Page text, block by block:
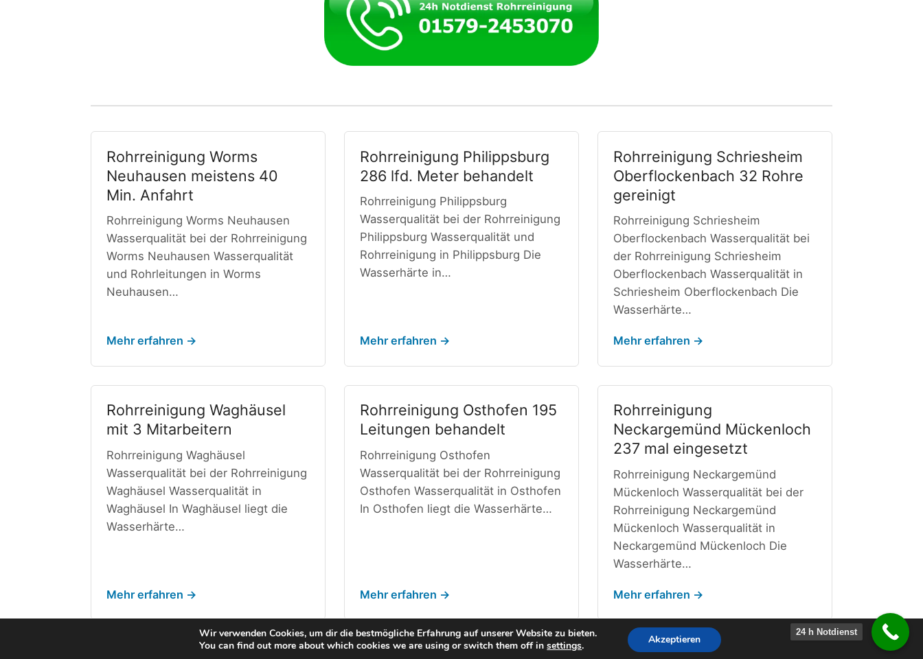
Rohrreinigung Worms
Neuhausen meistens 40
Min. Anfahrt
Rohrreinigung Worms Neuhausen
Wasserqualität bei der Rohrreinigung
Worms Neuhausen Wasserqualität
und Rohrleitungen in Worms
Neuhausen…
Mehr erfahren →
Rohrreinigung Philippsburg
286 lfd. Meter behandelt
Rohrreinigung Philippsburg
Wasserqualität bei der Rohrreinigung
Philippsburg Wasserqualität und
Rohrreinigung in Philippsburg Die
Wasserhärte in…
Mehr erfahren →
Rohrreinigung Schriesheim
Oberflockenbach 32 Rohre
gereinigt
Rohrreinigung Schriesheim
Oberflockenbach Wasserqualität bei
der Rohrreinigung Schriesheim
Oberflockenbach Wasserqualität in
Schriesheim Oberflockenbach Die
Wasserhärte…
Mehr erfahren →
Rohrreinigung Waghäusel
mit 3 Mitarbeitern
Rohrreinigung Waghäusel
Wasserqualität bei der Rohrreinigung
Waghäusel Wasserqualität in
Waghäusel In Waghäusel liegt die
Wasserhärte…
Mehr erfahren →
Rohrreinigung Osthofen 195
Leitungen behandelt
Rohrreinigung Osthofen
Wasserqualität bei der Rohrreinigung
Osthofen Wasserqualität in Osthofen
In Osthofen liegt die Wasserhärte…
Mehr erfahren →
Rohrreinigung
Neckargemünd Mückenloch
237 mal eingesetzt
Rohrreinigung Neckargemünd
Mückenloch Wasserqualität bei der
Rohrreinigung Neckargemünd
Mückenloch Wasserqualität in
Neckargemünd Mückenloch Die
Wasserhärte…
Mehr erfahren →
© 2026 123Rohrreinigung.de
Wir verwenden Cookies, um dir die bestmögliche Erfahrung auf unserer Website zu bieten.
You can find out more about which cookies we are using or switch them off insettings. Akzeptieren
24 h Notdienst